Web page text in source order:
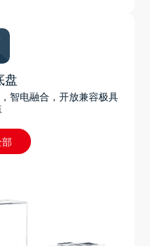
盘
智电融合，开放兼容极具